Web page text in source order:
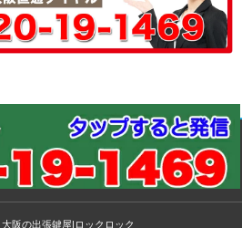
大阪の出張鍵屋|ロックロック